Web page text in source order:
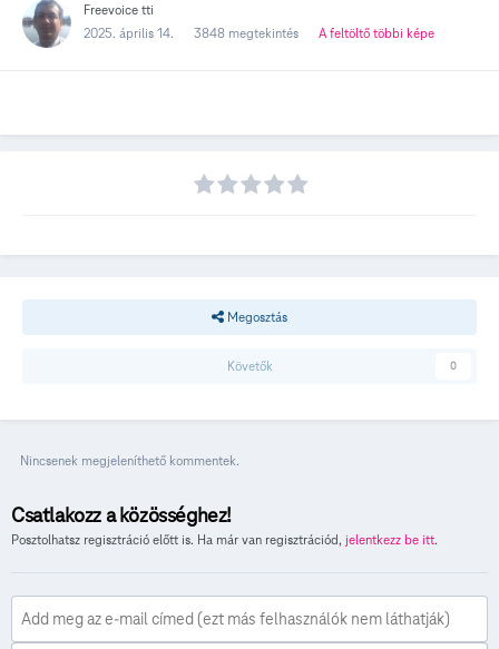
Freevoice tti
2025. április 14.
3848 megtekintés A feltöltő többi képe
Megosztás
Követők 0
Nincsenek megjeleníthető kommentek.
Csatlakozz a közösséghez!
Posztolhatsz regisztráció előtt is. Ha már van regisztrációd, jelentkezz be itt.